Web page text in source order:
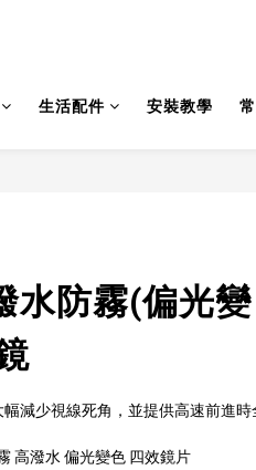
生活配件 安裝教學
水防霧(偏光變
減少視線死角，並提供高速前進時
高潑水 偏光變色 四效鏡片